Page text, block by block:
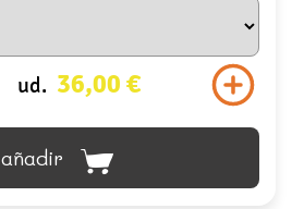
ud. 36,00 €
añadir